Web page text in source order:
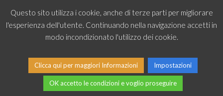
Piccole news dal mondo IT
Questo sito utilizza i cookie, anche di terze parti per migliorare
l'esperienza dell'utente. Continuando nella navigazione accetti in
modo incondizionato l'utilizzo dei cookie.
Clicca qui per maggiori Informazioni Impostazioni
OK accetto le condizioni e voglio proseguire